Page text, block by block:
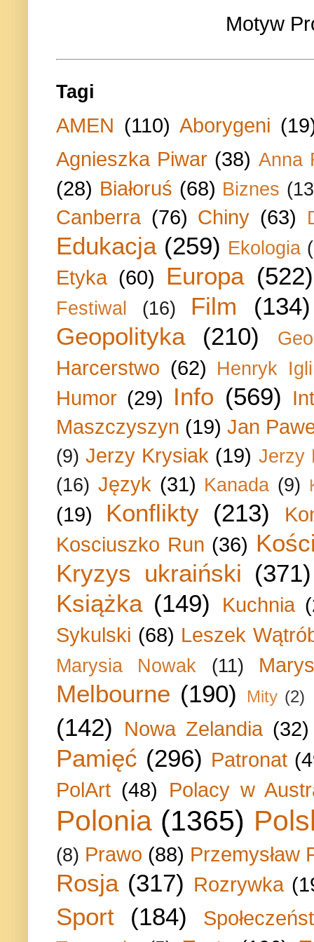
Motyw
Tagi
AMEN (110) Aborygeni
Agnieszka Piwar (38) Anna
(28) Białoruś (68) Biznes
Canberra (76) Chiny (63)
Edukacja (259) Ekologia
Etyka (60) Europa (522)
Festiwal (16) Film
(134)
Geopolityka
(210)
Harcerstwo (62) Henryk
Humor (29) Info (569)
Maszczyszyn (19) Jan
(9) Jerzy Krysiak (19) Jerzy
(16) Język (31) Kanada (9)
(19) Konflikty (213)
Kosciuszko Run (36)
Kryzys ukraiński (371)
Książka (149) Kuchnia
Sykulski (68) Leszek
Marysia Nowak (11)
Melbourne (190) Mity (2)
(142) Nowa Zelandia (32)
Pamięć (296) Patronat
PolArt (48) Polacy w
Polonia (1365)
(8) Prawo (88) Przemysław
Rosja (317) Rozrywka
Sport (184)